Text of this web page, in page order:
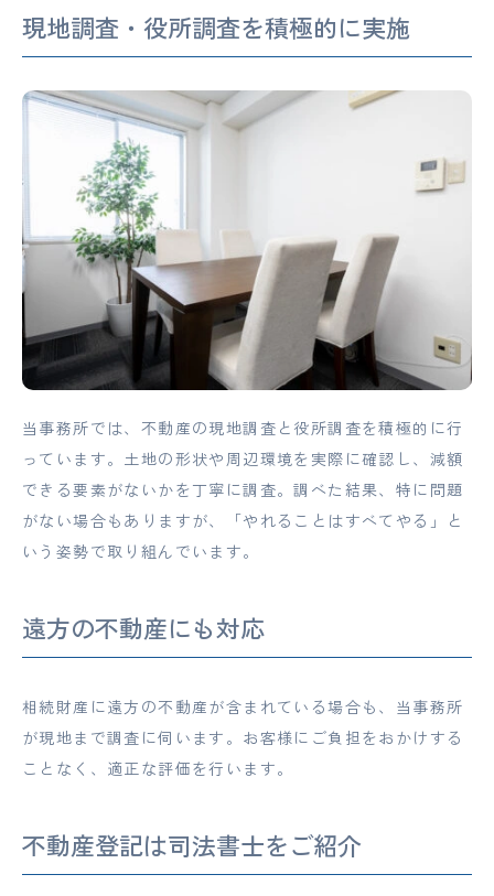
現地調査・役所調査を積極的に実施
当事務所では、不動産の現地調査と役所調査を積極的に行
っています。土地の形状や周辺環境を実際に確認し、減額
できる要素がないかを丁寧に調査。調べた結果、特に問題
がない場合もありますが、「やれることはすべてやる」と
いう姿勢で取り組んでいます。
遠方の不動産にも対応
相続財産に遠方の不動産が含まれている場合も、当事務所
が現地まで調査に伺います。お客様にご負担をおかけする
ことなく、適正な評価を行います。
不動産登記は司法書士をご紹介